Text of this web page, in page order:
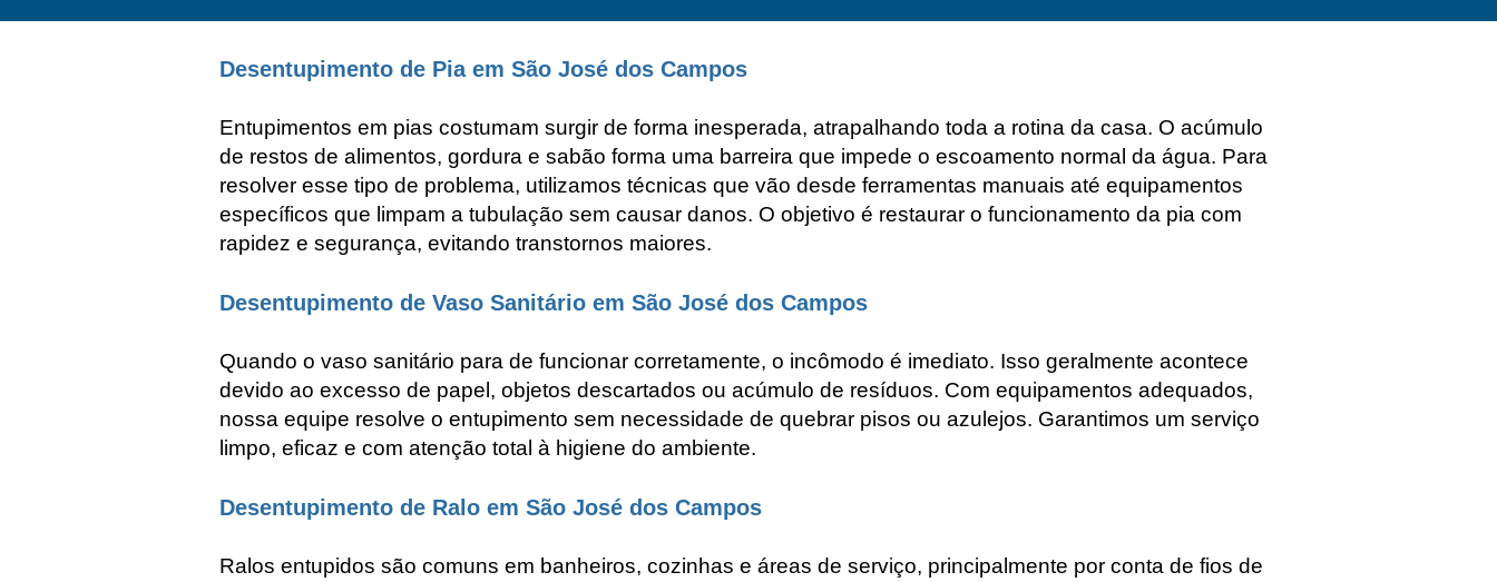
Desentupimento de Pia em São José dos Campos
Entupimentos em pias costumam surgir de forma inesperada, atrapalhando toda a rotina da casa. O acúmulo
de restos de alimentos, gordura e sabão forma uma barreira que impede o escoamento normal da água. Para
resolver esse tipo de problema, utilizamos técnicas que vão desde ferramentas manuais até equipamentos
específicos que limpam a tubulação sem causar danos. O objetivo é restaurar o funcionamento da pia com
rapidez e segurança, evitando transtornos maiores.
Desentupimento de Vaso Sanitário em São José dos Campos
Quando o vaso sanitário para de funcionar corretamente, o incômodo é imediato. Isso geralmente acontece
devido ao excesso de papel, objetos descartados ou acúmulo de resíduos. Com equipamentos adequados,
nossa equipe resolve o entupimento sem necessidade de quebrar pisos ou azulejos. Garantimos um serviço
limpo, eficaz e com atenção total à higiene do ambiente.
Desentupimento de Ralo em São José dos Campos
Ralos entupidos são comuns em banheiros, cozinhas e áreas de serviço, principalmente por conta de fios de